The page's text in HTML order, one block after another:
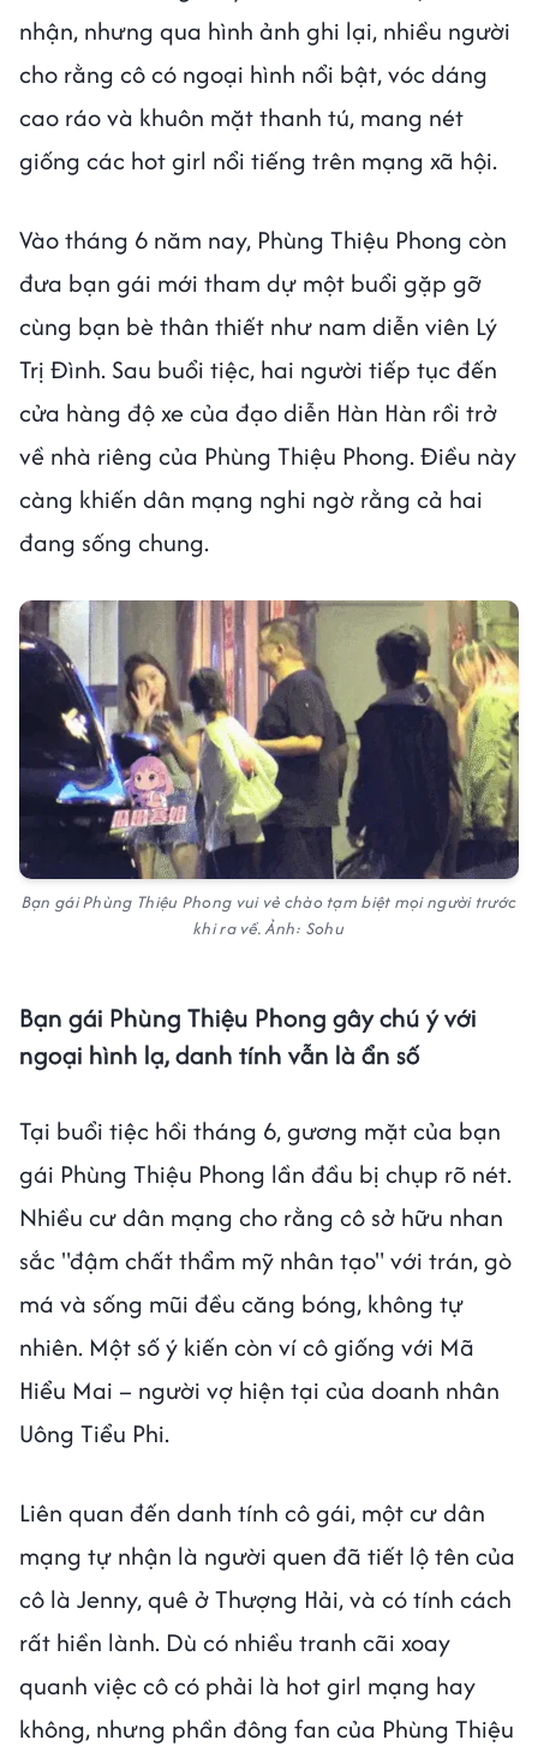
nhận, nhưng qua hình ảnh ghi lại, nhiều người
cho rằng cô có ngoại hình nổi bật, vóc dáng
cao ráo và khuôn mặt thanh tú, mang nét
giống các hot girl nổi tiếng trên mạng xã hội.
Vào tháng 6 năm nay, Phùng Thiệu Phong còn
đưa bạn gái mới tham dự một buổi gặp gỡ
cùng bạn bè thân thiết như nam diễn viên Lý
Trị Đình. Sau buổi tiệc, hai người tiếp tục đến
cửa hàng độ xe của đạo diễn Hàn Hàn rồi trở
về nhà riêng của Phùng Thiệu Phong. Điều này
càng khiến dân mạng nghi ngờ rằng cả hai
đang sống chung.
Bạn gái Phùng Thiệu Phong vui vẻ chào tạm biệt mọi người trước
khi ra về. Ảnh: Sohu
Bạn gái Phùng Thiệu Phong gây chú ý với
ngoại hình lạ, danh tính vẫn là ẩn số
Tại buổi tiệc hồi tháng 6, gương mặt của bạn
gái Phùng Thiệu Phong lần đầu bị chụp rõ nét.
Nhiều cư dân mạng cho rằng cô sở hữu nhan
sắc "đậm chất thẩm mỹ nhân tạo" với trán, gò
má và sống mũi đều căng bóng, không tự
nhiên. Một số ý kiến còn ví cô giống với Mã
Hiểu Mai – người vợ hiện tại của doanh nhân
Uông Tiểu Phi.
Liên quan đến danh tính cô gái, một cư dân
mạng tự nhận là người quen đã tiết lộ tên của
cô là Jenny, quê ở Thượng Hải, và có tính cách
rất hiền lành. Dù có nhiều tranh cãi xoay
quanh việc cô có phải là hot girl mạng hay
không, nhưng phần đông fan của Phùng Thiệu